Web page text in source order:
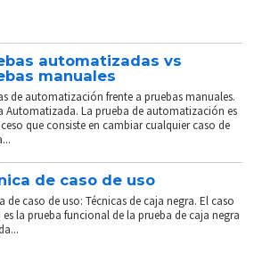
automatizadas vs
manuales
de automatización frente a pruebas manuales.
Automatizada. La prueba de automatización es
que consiste en cambiar cualquier caso de
de caso de uso
de caso de uso: Técnicas de caja negra. El caso
es la prueba funcional de la prueba de caja negra